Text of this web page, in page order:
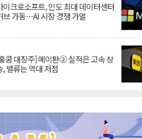
이크로소프트, 인도 최대 데이터센터
브 가동…AI 시장 경쟁 가열
콩 대장주] 메이퇀② 실적은 고속 상
, 밸류는 역대 저점